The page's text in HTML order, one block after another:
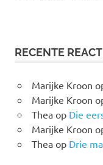
RECENTE
Marijke Kroon
Marijke Kroon
Theaop Die
Marijke Kroon
Theaop Drie